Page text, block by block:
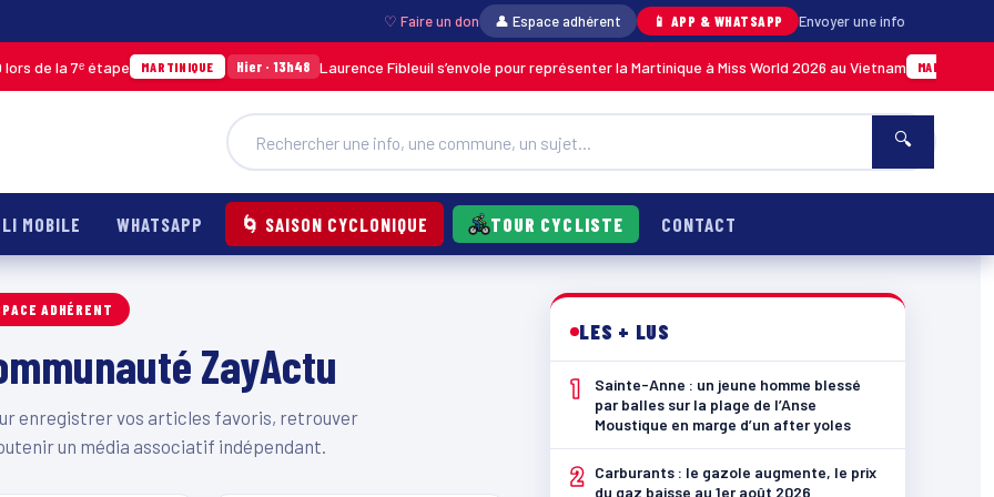
♡ Faire un don 👤 Espace adhérent 📱 APP & WHATSAPP Envoyer une info
de la 7ᵉ étape MARTINIQUE Hier · 13h48 Laurence Fibleuil s’envole pour représenter la Martinique à Miss World 2026 au Vietnam MARTINIQUE
🔍
MOBILE WHATSAPP 🌀 SAISON CYCLONIQUE TOUR CYCLISTE CONTACT
ADHÉRENT
ZayActu
enregistrer vos articles favoris, retrouver
un média associatif indépendant.
LES + LUS
1
Sainte-Anne : un jeune homme blessé
par balles sur la plage de l’Anse
Moustique en marge d’un after yoles
2
Carburants : le gazole augmente, le prix
du gaz baisse au 1er août 2026